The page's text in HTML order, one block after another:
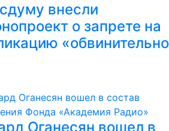
внесли
о запрете на
Оганесян вошел в